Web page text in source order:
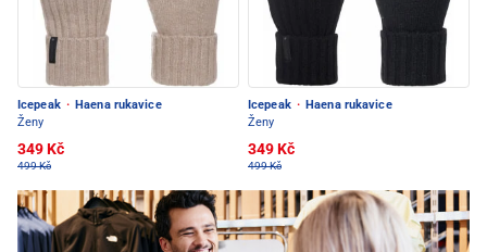
Icepeak · Haena rukavice
Ženy
349 Kč
499 Kč
Icepeak · Haena rukavice
Ženy
349 Kč
499 Kč